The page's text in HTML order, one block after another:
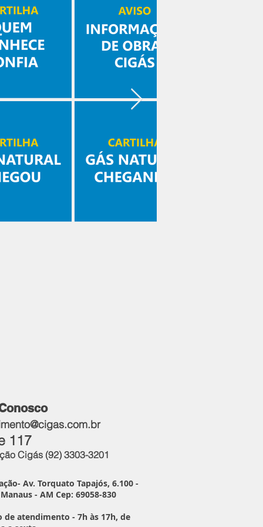
117​
Cigás (92) 3303-3201
Av. Torquato Tapajós, 6.100 -
- AM Cep: 69058-830
de atendimento - 7h às 17h, de